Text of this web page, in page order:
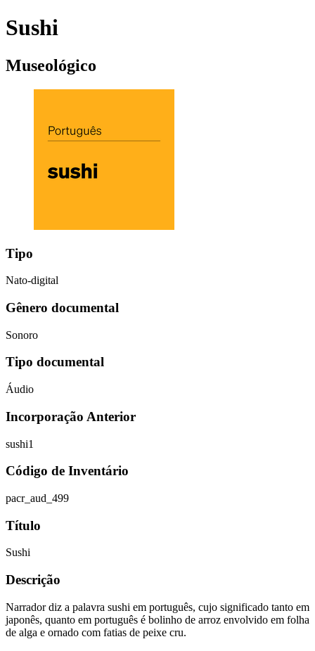
Sushi
Museológico
Tipo
Nato-digital
Gênero documental
Sonoro
Tipo documental
Áudio
Incorporação Anterior
sushi1
Código de Inventário
pacr_aud_499
Título
Sushi
Descrição
Narrador diz a palavra sushi em português, cujo significado tanto em
japonês, quanto em português é bolinho de arroz envolvido em folha
de alga e ornado com fatias de peixe cru.